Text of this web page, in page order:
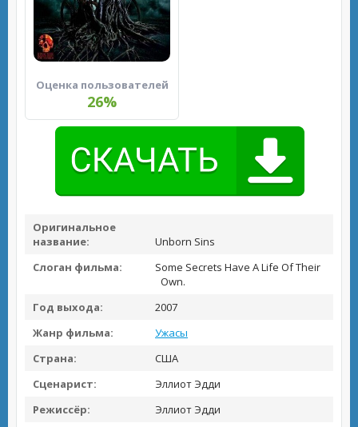
Оценка пользователей
26%
Оригинальное
название:
Unborn Sins
Слоган фильма:
Some Secrets Have A Life Of Their
Own.
Год выхода:
2007
Жанр фильма:
Ужасы
Страна:
США
Сценарист:
Эллиот Эдди
Режиссёр:
Эллиот Эдди